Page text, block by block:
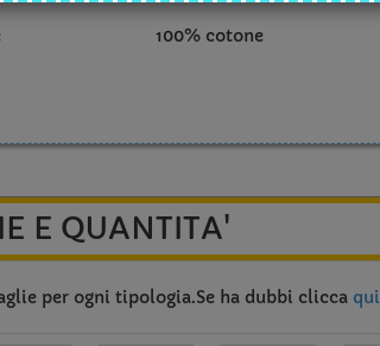
100% cotone
E QUANTITA'
per ogni tipologia.Se ha dubbi cliccaqui